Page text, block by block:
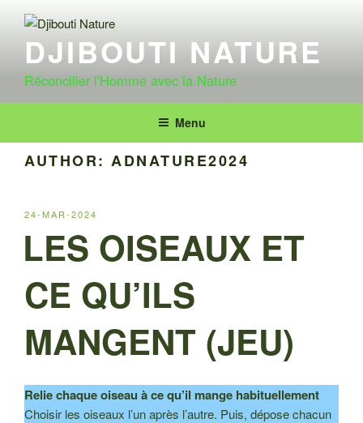
contenu
principalDJIBOUTI NATURE
Réconcilier l'Homme avec la Nature
Menu
AUTHOR:ADNATURE2024
PUBLIÉ
24-MAR-2024
LES OISEAUX ET
CE QU’ILS
MANGENT (JEU)
Relie chaque oiseau à ce qu’il mange habituellement
Choisir les oiseaux l’un après l’autre. Puis, dépose chacun